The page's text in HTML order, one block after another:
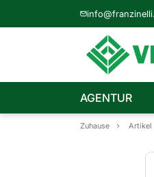
AGENTUR
Zuhause Artikel